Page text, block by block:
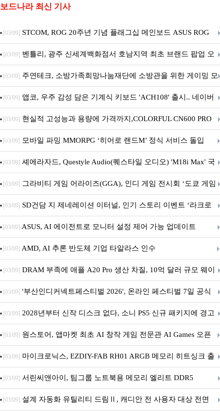
보드나라 최신 기사
[03/09] STCOM, ROG 20주년 기념 플래그십 메인보드 ASUS ROG
Crosshair X870E EDITION 20 국내 출시 예정
[03/09] 벤틀리, 광주 신세계백화점서 호남지역 최초 브랜드 팝업 오
픈
[03/09] 주연테크, 소방가족희망나눔재단에 소방관을 위한 게이밍 모
니터·스마트 펫 침대 기부
[03/09] 앱코, 우주 감성 담은 기계식 키보드 'ACH108' 출시.. 네이버
브랜드데이 기획전 진행
[03/09] 현실적 고성능과 용량에 가격까지,COLORFUL CN600 PRO
M.2 NVMe 디앤디컴 1TB
[03/09] 모바일 파밍 MMORPG ‘히어로 랜드M’ 정식 서비스 돌입
[03/09] 셰에라자드, Questyle Audio(퀘스타일 오디오) 'M18i Max' 국
내 정식 출시
[03/09] 그라비티 게임 어라이즈(GGA), 인디 게임 전시회 ‘도쿄 게임
던전 13’ 참가!
[03/09] SD건담 지 제네레이션 이터널, 인기 스토리 이벤트 ‘라크로
아의 용사’ 재개최 및 풍성한 기념 이벤트 실시!
[03/09] ASUS, AI 에이전트로 모니터 설정 제어 가능 업데이트
[03/09] AMD, AI 추론 반도체 기업 타알라스 인수
[03/09] DRAM 부족에 애플 A20 Pro 생산 차질, 10억 달러 규모 웨이
퍼 대기
[03/09] '부산인디커넥트페스티벌 2026', 온라인 페스티벌 7일 공식
개막... 22일간 진행
[03/09] 2028년부터 신작 디스크 없다, 소니 PS5 신규 패키지에 경고
문 추가
[03/09] 원스토어, 앱마켓 최초 AI 창작 게임 전문관 AI Games 오픈
[03/09] 마이크로닉스, EZDIY-FAB RH01 ARGB 메모리 히트싱크 출
시
[03/09] 서린씨앤아이, 팀그룹 노트북용 메모리 엘리트 DDR5
5600MHz 16GB 출시
[03/09] 설계 자동화 유틸리티 드림Ⅱ, 캐디안 전 사용자 대상 전면